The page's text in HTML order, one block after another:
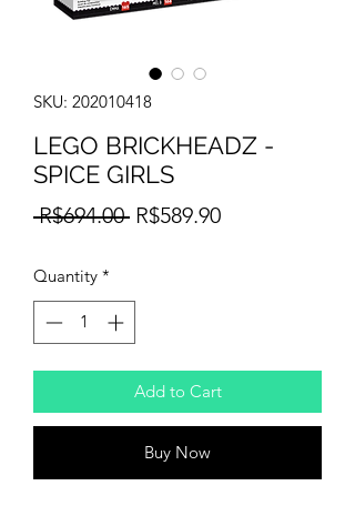
SKU: 202010418
LEGO BRICKHEADZ -
SPICE GIRLS
R$694.00 Regular
R$589.90Sale
Quantity *
Add to Cart
Buy Now